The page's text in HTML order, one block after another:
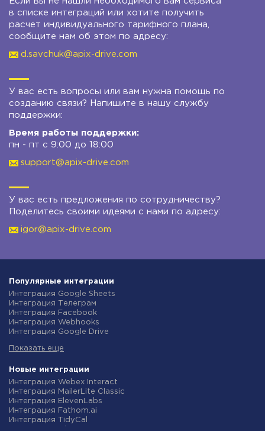
в списке интеграций или хотите получить
расчет индивидуального тарифного плана,
сообщите нам об этом по адресу:
d.savchuk@apix-drive.com
У вас есть вопросы или вам нужна помощь по
созданию связи? Напишите в нашу службу
поддержки:
Время работы поддержки:
пн - пт с 9:00 до 18:00
support@apix-drive.com
У вас есть предложения по сотрудничеству?
Поделитесь своими идеями с нами по адресу:
igor@apix-drive.com
Популярные интеграции
Интеграция Google Sheets
Интеграция Телеграм
Интеграция Facebook
Интеграция Webhooks
Интеграция Google Drive
Интеграция Gmail
Интеграция Новая Почта
Интеграция Binotel
Интеграция OpenAI (ChatGPT)
Интеграция Prom
Интеграция Приват24
Интеграция OLX
Интеграция TurboSMS
Показать еще
Новые интеграции
Интеграция Webex Interact
Интеграция MailerLite Classic
Интеграция ElevenLabs
Интеграция Fathom.ai
Интеграция TidyCal